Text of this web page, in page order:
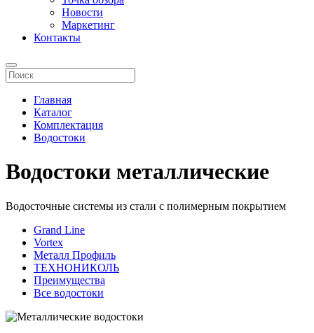
Новости
Маркетинг
Контакты
Главная
Каталог
Комплектация
Водостоки
Водостоки металлические
Водосточные системы из стали с полимерным покрытием
Grand Line
Vortex
Металл Профиль
ТЕХНОНИКОЛЬ
Преимущества
Все водостоки